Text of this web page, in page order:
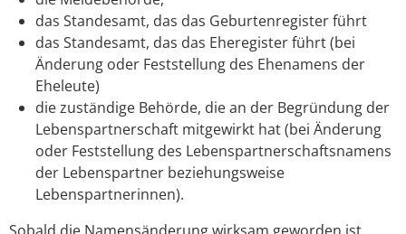
das Standesamt, das das Geburtenregister führt
das Standesamt, das das Eheregister führt (bei
Änderung oder Feststellung des Ehenamens der
Eheleute)
die zuständige Behörde, die an der Begründung der
Lebenspartnerschaft mitgewirkt hat (bei Änderung
oder Feststellung des Lebenspartnerschaftsnamens
der Lebenspartner beziehungsweise
Lebenspartnerinnen).